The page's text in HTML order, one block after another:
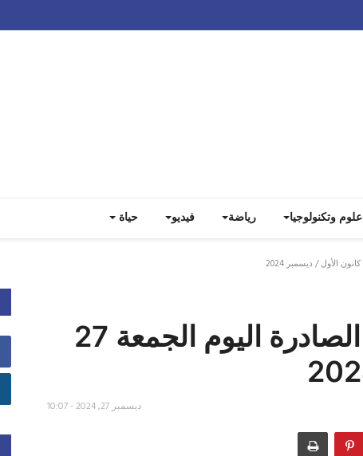
علوم وتكنولوجيا رياضة فيديو حياة
عناوين الصحف اللبنانية الصادرة اليوم الجمعة 27
ديسمبر 27, 2024 - 10:07